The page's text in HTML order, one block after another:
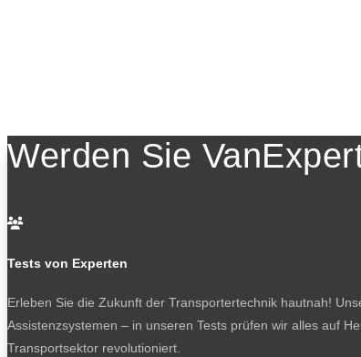
Werden Sie

Tests von Experten
Erleben Sie die Zukunft der Transportertechnik hautnah!
Assistenzsystemen – in unseren Tests prüfen wir alles auf
Transportsektor revolutioniert.